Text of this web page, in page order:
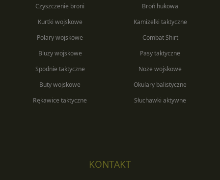
Czyszczenie broni
Broń hukowa
Kurtki wojskowe
Polary wojskowe
Bluzy wojskowe
Kamizelki taktyczne
Combat Shirt
Pasy taktyczne
Spodnie taktyczne
Buty wojskowe
Rękawice taktyczne
Noże wojskowe
Okulary balistyczne
Słuchawki aktywne
KONTAKT